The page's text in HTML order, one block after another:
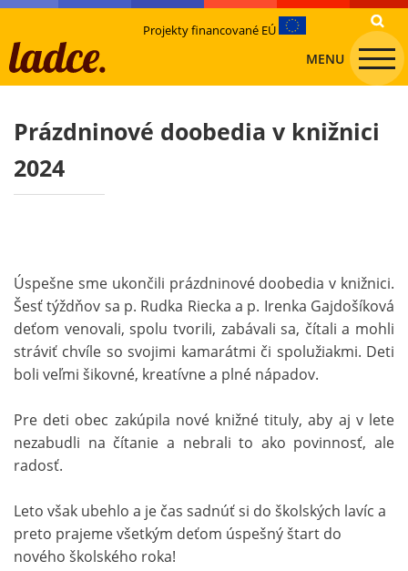
Projekty financované EÚ
MENU
Prázdninové doobedia v knižnici
2024
Úspešne sme ukončili prázdninové doobedia v knižnici.
Šesť týždňov sa p. Rudka Riecka a p. Irenka Gajdošíková
deťom venovali, spolu tvorili, zabávali sa, čítali a mohli
stráviť chvíle so svojimi kamarátmi či spolužiakmi. Deti
boli veľmi šikovné, kreatívne a plné nápadov.
Pre deti obec zakúpila nové knižné tituly, aby aj v lete
nezabudli na čítanie a nebrali to ako povinnosť, ale
radosť.
Leto však ubehlo a je čas sadnúť si do školských lavíc a
preto prajeme všetkým deťom úspešný štart do
nového školského roka!